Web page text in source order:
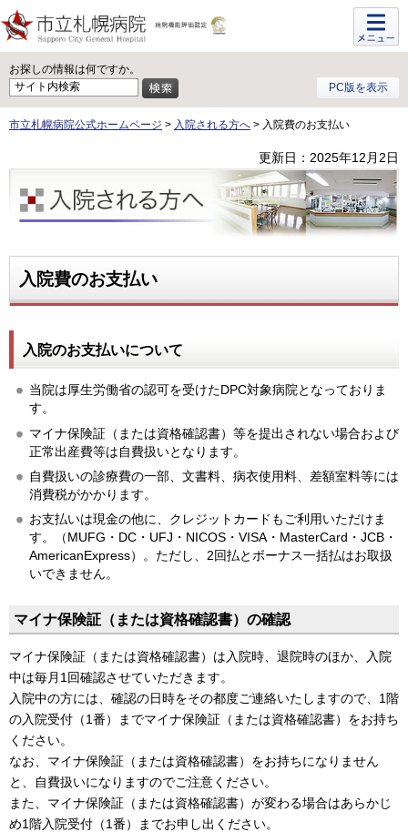
お探しの情報は何ですか。
PC版を表示
メニュ
ー
市立札幌病院公式ホームページ > 入院される方へ > 入院費のお支払い
更新日：2025年12月2日
入院される方へ
入院費のお支払い
入院のお支払いについて
当院は厚生労働省の認可を受けたDPC対象病院となっておりま
す。
マイナ保険証（または資格確認書）等を提出されない場合および
正常出産費等は自費扱いとなります。
自費扱いの診療費の一部、文書料、病衣使用料、差額室料等には
消費税がかかります。
お支払いは現金の他に、クレジットカードもご利用いただけま
す。（MUFG・DC・UFJ・NICOS・VISA・MasterCard・JCB・
AmericanExpress）。ただし、2回払とボーナス一括払はお取扱
いできません。
マイナ保険証（または資格確認書）の確認
マイナ保険証（または資格確認書）は入院時、退院時のほか、入院
中は毎月1回確認させていただきます。
入院中の方には、確認の日時をその都度ご連絡いたしますので、1階
の入院受付（1番）までマイナ保険証（または資格確認書）をお持ち
ください。
なお、マイナ保険証（または資格確認書）をお持ちになりません
と、自費扱いになりますのでご注意ください。
また、マイナ保険証（または資格確認書）が変わる場合はあらかじ
め1階入院受付（1番）までお申し出ください。